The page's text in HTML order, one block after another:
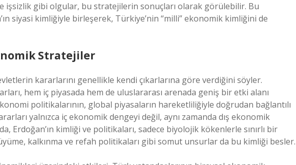
işsizlik gibi olgular, bu stratejilerin sonuçları olarak görülebilir. Bu
siyasi kimliğiyle birleşerek, Türkiye’nin “milli” ekonomik kimliğini de
Stratejiler
kararlarını genellikle kendi çıkarlarına göre verdiğini söyler.
hem iç piyasada hem de uluslararası arenada geniş bir etki alanı
politikalarının, global piyasaların hareketliliğiyle doğrudan bağlantılı
yalnızca iç ekonomik dengeyi değil, aynı zamanda dış ekonomik
Erdoğan’ın kimliği ve politikaları, sadece biyolojik kökenlerle sınırlı bir
kalkınma ve refah politikaları gibi somut unsurlar da bu kimliği besler.